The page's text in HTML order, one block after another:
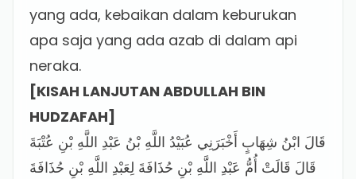
yang ada, kebaikan dalam keburukan
apa saja yang ada azab di dalam api
neraka.
[KISAH LANJUTAN ABDULLAH BIN
HUDZAFAH]
قَالَ ابْنُ شِهَابٍ أَخْبَرَنِي عُبَيْدُ اللَّهِ بْنُ عَبْدِ اللَّهِ بْنِ عُتْبَةَ
قَالَ قَالَتْ أُمُّ عَبْدِ اللَّهِ بْنِ حُذَافَةَ لِعَبْدِ اللَّهِ بْنِ حُذَافَةَ